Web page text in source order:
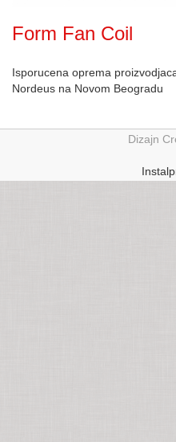
Form Fan Coil
Isporucena oprema
Nordeus na Novom Beogradu
Dizajn